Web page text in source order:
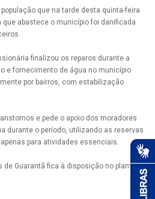
que na tarde desta quinta-feira
que abastece o município foi danificada
finalizou os reparos durante a
e fornecimento de água no município
por bairros, com estabilização
e pede o apoio dos moradores
durante o período, utilizando as reservas
para atividades essenciais.
de Guarantã fica à disposição no plantão 9